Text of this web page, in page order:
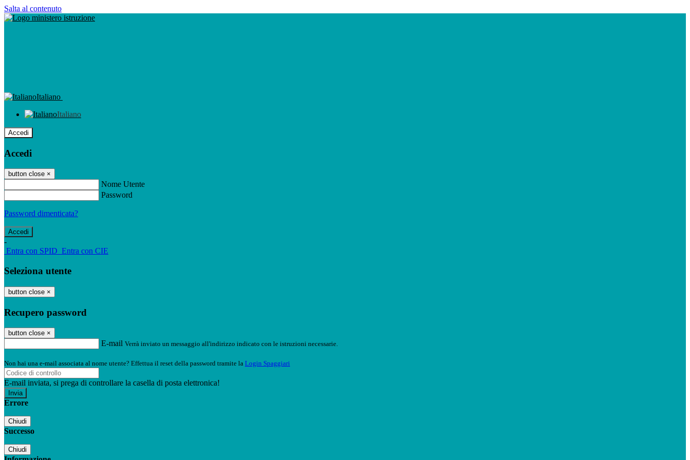
Salta al contenuto
Italiano
Italiano
Accedi
Accedi
button close ×
Nome Utente
Password
Password dimenticata?
-
Entra con SPID Entra con CIE
Seleziona utente
button close ×
Recupero password
button close ×
E-mail Verrà inviato un messaggio all'indirizzo indicato con le istruzioni necessarie.
Non hai una e-mail associata al nome utente? Effettua il reset della password tramite la Login Spaggiari
E-mail inviata, si prega di controllare la casella di posta elettronica!
Errore
Chiudi
Successo
Chiudi